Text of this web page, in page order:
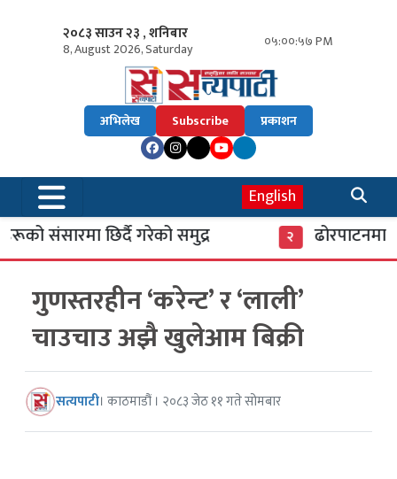
२०८३ साउन २३ , शनिबार
8, August 2026, Saturday ०५:००:५८ PM
अभिलेख Subscribe प्रकाशन
English
संसारमा छिर्दै गरेको समुद्र ढोरपाटनमा
गुणस्तरहीन ‘करेन्ट’ र ‘लाली’
चाउचाउ अझै खुलेआम बिक्री
सत्यपाटी। काठमाडौं । २०८३ जेठ ११ गते सोमबार